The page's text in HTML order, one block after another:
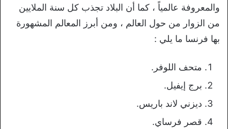
والمعروفة عالمياً ، كما أن البلاد تجذب كل سنة الملايين
من الزوار من حول العالم ، ومن أبرز المعالم المشهورة
بها فرنسا ما يلي :
متحف اللوفر.
برج إيفيل.
ديزني لاند باريس.
قصر فرساي.